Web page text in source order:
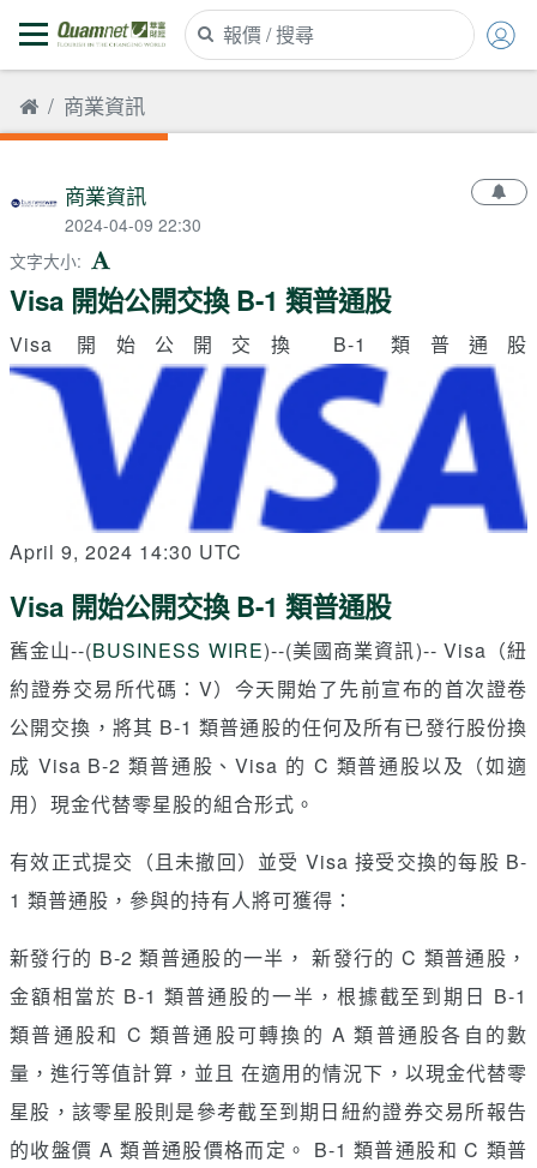
商業資訊
商業資訊
2024-04-09 22:30
文字大小:
Visa 開始公開交換 B-1 類普通股
Visa 開始公開交換 B-1 類普通股
April 9, 2024 14:30 UTC
Visa 開始公開交換 B-1 類普通股
舊金山--(BUSINESS WIRE)--(美國商業資訊)-- Visa（紐
約證券交易所代碼：V）今天開始了先前宣布的首次證卷
公開交換，將其 B-1 類普通股的任何及所有已發行股份換
成 Visa B-2 類普通股、Visa 的 C 類普通股以及（如適
用）現金代替零星股的組合形式。
有效正式提交（且未撤回）並受 Visa 接受交換的每股 B-
1 類普通股，參與的持有人將可獲得：
新發行的 B-2 類普通股的一半， 新發行的 C 類普通股，
金額相當於 B-1 類普通股的一半，根據截至到期日 B-1
類普通股和 C 類普通股可轉換的 A 類普通股各自的數
量，進行等值計算，並且 在適用的情況下，以現金代替零
星股，該零星股則是參考截至到期日紐約證券交易所報告
的收盤價 A 類普通股價格而定。 B-1 類普通股和 C 類普